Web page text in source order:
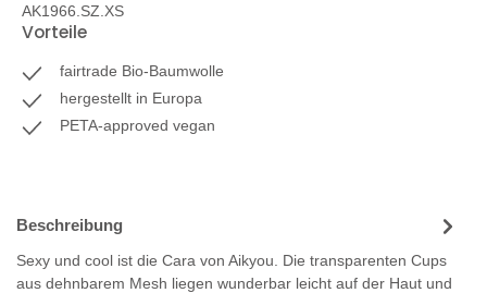
AK1966.SZ.XS
Vorteile
fairtrade Bio-Baumwolle
hergestellt in Europa
PETA-approved vegan
Beschreibung
Sexy und cool ist die Cara von Aikyou. Die transparenten Cups
aus dehnbarem Mesh liegen wunderbar leicht auf der Haut und